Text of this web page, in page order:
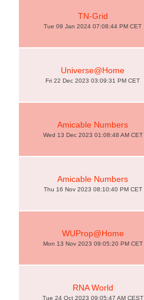
TN-Grid
Tue 09 Jan 2024 07:08:44 PM CET
Universe@Home
Fri 22 Dec 2023 03:09:31 PM CET
Amicable Numbers
Wed 13 Dec 2023 01:08:48 AM CET
Amicable Numbers
Thu 16 Nov 2023 08:10:40 PM CET
WUProp@Home
Mon 13 Nov 2023 09:05:20 PM CET
RNA World
Tue 24 Oct 2023 09:05:47 AM CEST